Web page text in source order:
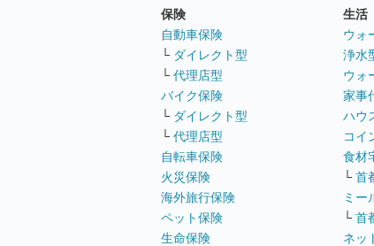
保険
自動車保険
└ ダイレクト型
└ 代理店型
バイク保険
└ ダイレクト型
└ 代理店型
自転車保険
火災保険
海外旅行保険
ペット保険
生命保険
生活
ウォ
浄水
ウォ
家事
ハウ
コイ
食材
└ 首
ミー
└ 首
ネッ